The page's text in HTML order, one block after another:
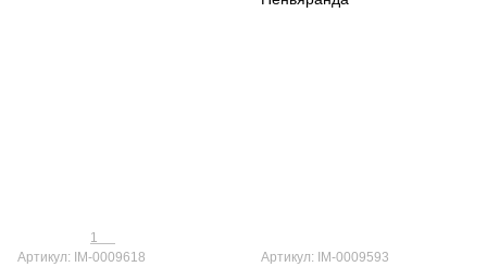
1
Артикул: IM-0009618
Артикул: IM-0009593